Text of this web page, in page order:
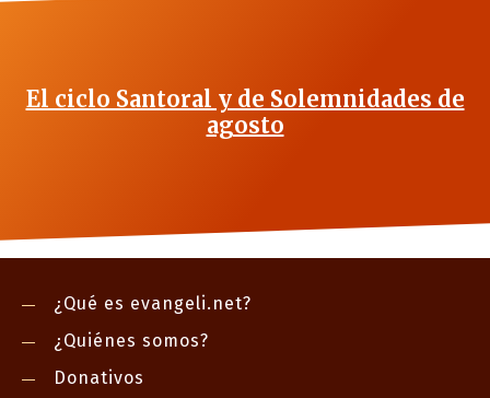
El ciclo Santoral y de Solemnidades de
agosto
¿Qué es evangeli.net?
¿Quiénes somos?
Donativos